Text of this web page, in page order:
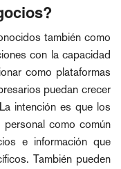
también como
con la capacidad
como plataformas
puedan crecer
intención es que los
personal como común
e información que
También pueden